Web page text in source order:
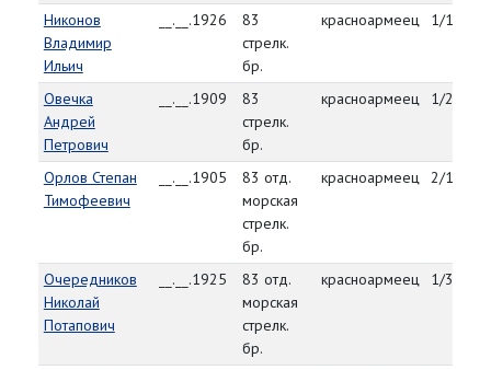
Никонов
Владимир
Ильич
__.__.1926
83
стрелк.
бр.
красноармеец 1/12/45
Овечка
Андрей
Петрович
__.__.1909
83
стрелк.
бр.
красноармеец 1/27/45
Орлов Степан
Тимофеевич
__.__.1905
83 отд.
морская
стрелк.
бр.
красноармеец 2/11/45
Очередников
Николай
Потапович
__.__.1925
83 отд.
морская
стрелк.
бр.
красноармеец 1/30/45